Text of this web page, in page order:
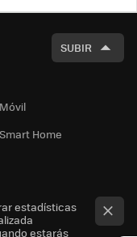
SUBIR
Home
estadísticas
estarás